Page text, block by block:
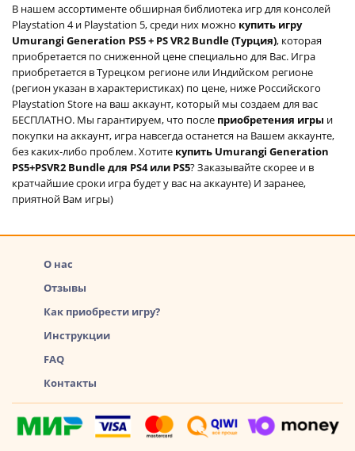
В нашем ассортименте обширная библиотека игр для консолей
Playstation 4 и Playstation 5, среди них можно купить игру
Umurangi Generation PS5 + PS VR2 Bundle (Турция), которая
приобретается по сниженной цене специально для Вас. Игра
приобретается в Турецком регионе или Индийском регионе
(регион указан в характеристиках) по цене, ниже Российского
Playstation Store на ваш аккаунт, который мы создаем для вас
БЕСПЛАТНО. Мы гарантируем, что после приобретения игры и
покупки на аккаунт, игра навсегда останется на Вашем аккаунте,
без каких-либо проблем. Хотите купить Umurangi Generation
PS5+PSVR2 Bundle для PS4 или PS5? Заказывайте скорее и в
кратчайшие сроки игра будет у вас на аккаунте) И заранее,
приятной Вам игры)
О нас
Отзывы
Как приобрести игру?
Инструкции
FAQ
Контакты